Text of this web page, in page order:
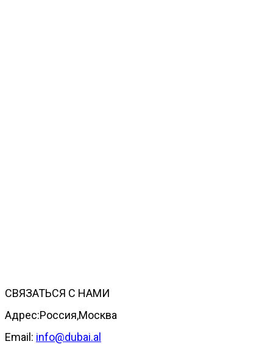
СВЯЗАТЬСЯ С НАМИ
Адрес:Россия,Москва
Email: info@dubai.al